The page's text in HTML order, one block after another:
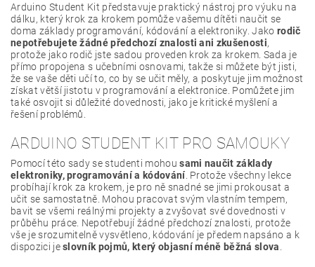
Arduino Student Kit představuje praktický nástroj pro výuku na
dálku, který krok za krokem pomůže vašemu dítěti naučit se
doma základy programování, kódování a elektroniky. Jako rodič
nepotřebujete žádné předchozí znalosti ani zkušenosti,
protože jako rodič jste sadou proveden krok za krokem. Sada je
přímo propojena s učebními osnovami, takže si můžete být jisti,
že se vaše děti učí to, co by se učit měly, a poskytuje jim možnost
získat větší jistotu v programování a elektronice. Pomůžete jim
také osvojit si důležité dovednosti, jako je kritické myšlení a
řešení problémů.
ARDUINO STUDENT KIT PRO SAMOUKY
Pomocí této sady se studenti mohousami naučit základy
elektroniky, programování a kódování . Protože všechny lekce
probíhají krok za krokem, je pro ně snadné se jimi prokousat a
učit se samostatně. Mohou pracovat svým vlastním tempem,
bavit se všemi reálnými projekty a zvyšovat své dovednosti v
průběhu práce. Nepotřebují žádné předchozí znalosti, protože
vše je srozumitelně vysvětleno, kódování je předem napsáno a k
dispozici jeslovník pojmů, který objasní méně běžná slova